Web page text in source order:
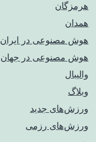
هرمزگان
همدان
هوش مصنوعی در ایران
هوش مصنوعی در جهان
والیبال
وبلاگ
ورزش‌های جدید
ورزش‌های رزمی